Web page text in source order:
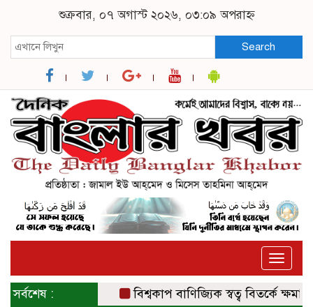
শুক্রবার, ০৭ অগাস্ট ২০২৬, ০৩:০৯ অপরাহ্ন
Search
Toggle
সর্বশেষ : বিশ্বকাপ বাণিজ্যিক স্বত্ব বিতর্কে ক্ষমা চাইল